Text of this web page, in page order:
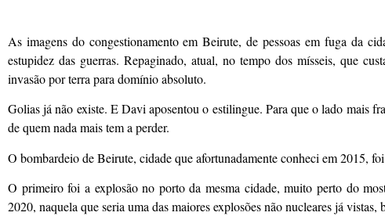
As imagens do congestionamento em Beirute, de pessoas em fuga da
estupidez das guerras. Repaginado, atual, no tempo dos mísseis, que
invasão por terra para domínio absoluto.
Golias já não existe. E Davi aposentou o estilingue. Para que o lado mais
de quem nada mais tem a perder.
O bombardeio de Beirute, cidade que afortunadamente conheci em 2015,
O primeiro foi a explosão no porto da mesma cidade, muito perto do
2020, naquela que seria uma das maiores explosões não nucleares já